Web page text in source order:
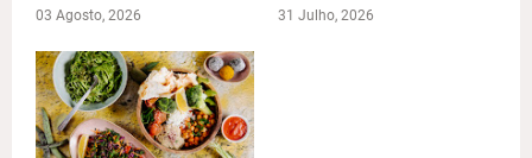
03 Agosto, 2026 31 Julho, 2026